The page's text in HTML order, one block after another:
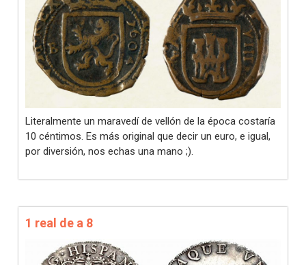
Literalmente un maravedí de vellón de la época costaría
10 céntimos. Es más original que decir un euro, e igual,
por diversión, nos echas una mano ;).
1 real de a 8